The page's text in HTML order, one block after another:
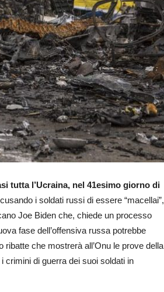
tutta l’Ucraina, nel 41esimo giorno di
i soldati russi di essere “macellai”,
Joe Biden che, chiede un processo
fase dell’offensiva russa potrebbe
che mostrerà all’Onu le prove della
crimini di guerra dei suoi soldati in